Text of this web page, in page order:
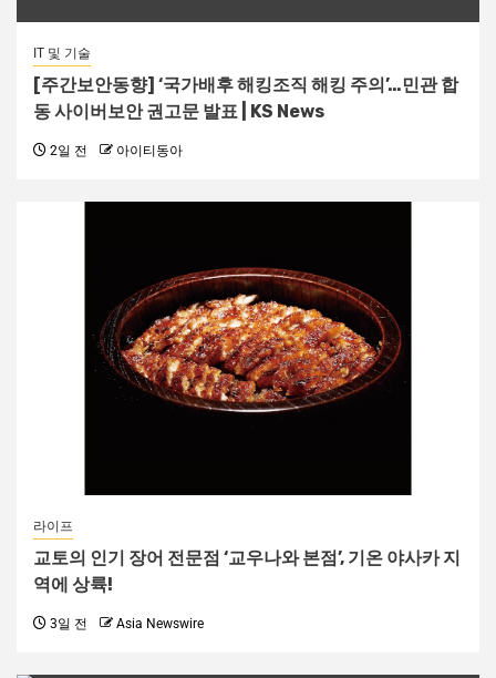
IT 및 기술
[주간보안동향] ‘국가배후 해킹조직 해킹 주의’…민관 합
동 사이버보안 권고문 발표 | KS News
2일 전 아이티동아
라이프
교토의 인기 장어 전문점 ‘교우나와 본점’, 기온 야사카 지
역에 상륙!
3일 전 Asia Newswire